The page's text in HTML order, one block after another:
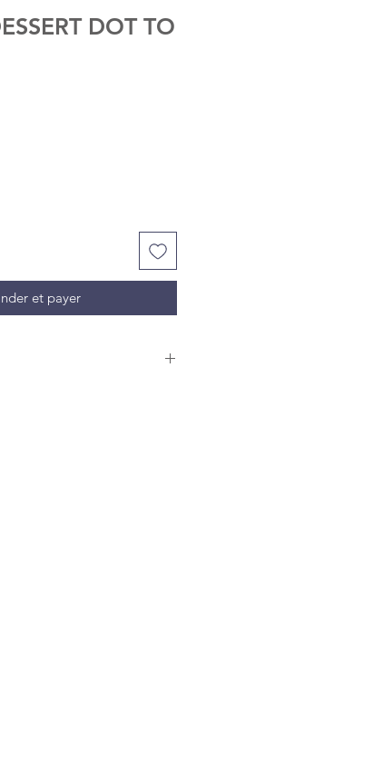
DOT TO
et payer